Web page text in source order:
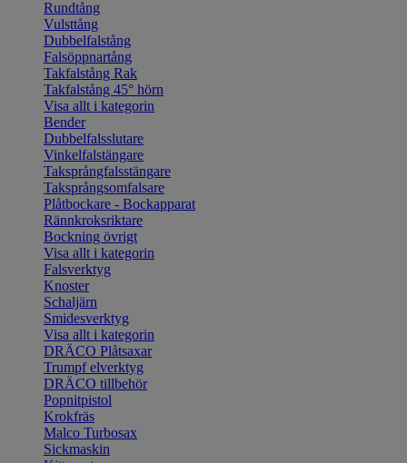
Rundtång
Vulsttång
Dubbelfalstång
Falsöppnartång
Takfalstång Rak
Takfalstång 45° hörn
Visa allt i kategorin
Bender
Dubbelfalsslutare
Vinkelfalstängare
Taksprångfalsstängare
Taksprångsomfalsare
Plåtbockare - Bockapparat
Rännkroksriktare
Bockning övrigt
Visa allt i kategorin
Falsverktyg
Knoster
Schaljärn
Smidesverktyg
Visa allt i kategorin
DRÄCO Plåtsaxar
Trumpf elverktyg
DRÄCO tillbehör
Popnitpistol
Krokfräs
Malco Turbosax
Sickmaskin